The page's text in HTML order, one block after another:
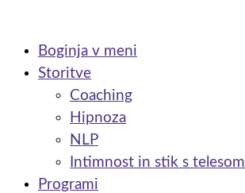
Boginja v meni
Storitve
Coaching
Hipnoza
NLP
Intimnost in stik s telesom
Programi